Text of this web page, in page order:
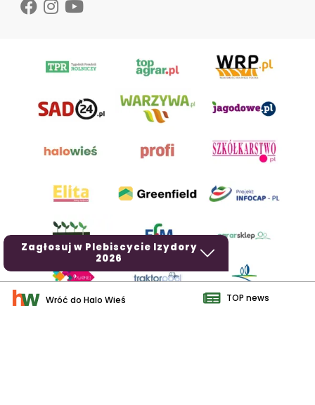
Zagłosuj w Plebiscycie Izydory
2026
Wróć do Halo Wieś TOP news